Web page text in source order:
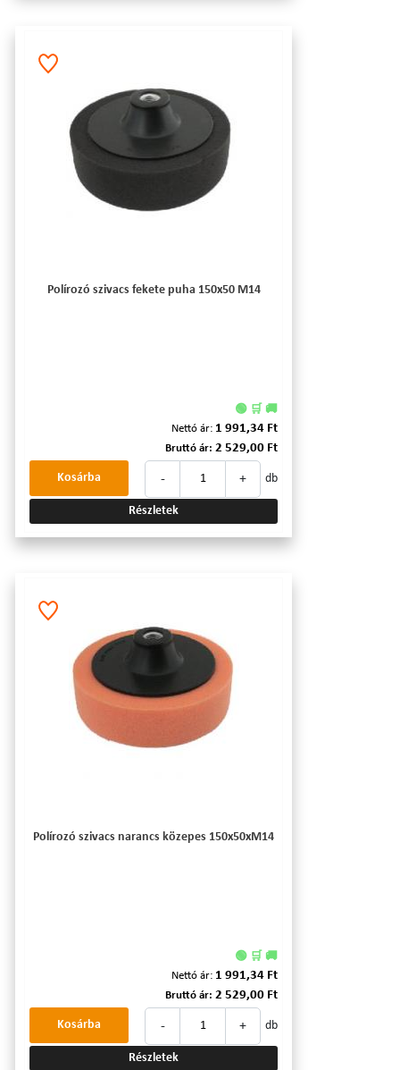
Polírozó szivacs fekete puha 150x50 M14
🟢 🛒 🚚
Nettó ár: 1 991,34 Ft
Bruttó ár: 2 529,00 Ft
- + db
Kosárba
Részletek
Polírozó szivacs narancs közepes 150x50xM14
🟢 🛒 🚚
Nettó ár: 1 991,34 Ft
Bruttó ár: 2 529,00 Ft
- + db
Kosárba
Részletek